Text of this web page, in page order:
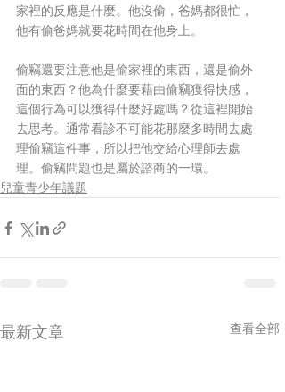
家裡的反應是什麼。他沒偷，爸媽都很忙，
他有偷爸媽就要花時間在他身上。
偷竊還要注意他是偷家裡的東西，還是偷外
面的東西？他為什麼要藉由偷竊獲得快感，
這個行為可以獲得什麼好處嗎？從這裡開始
去思考。通常看診不可能花那麼多時間去處
理偷竊這件事，所以把他交給心理師去處
理。偷竊問題也是屬於諮商的一環。
兒童青少年議題
最新文章 查看全部